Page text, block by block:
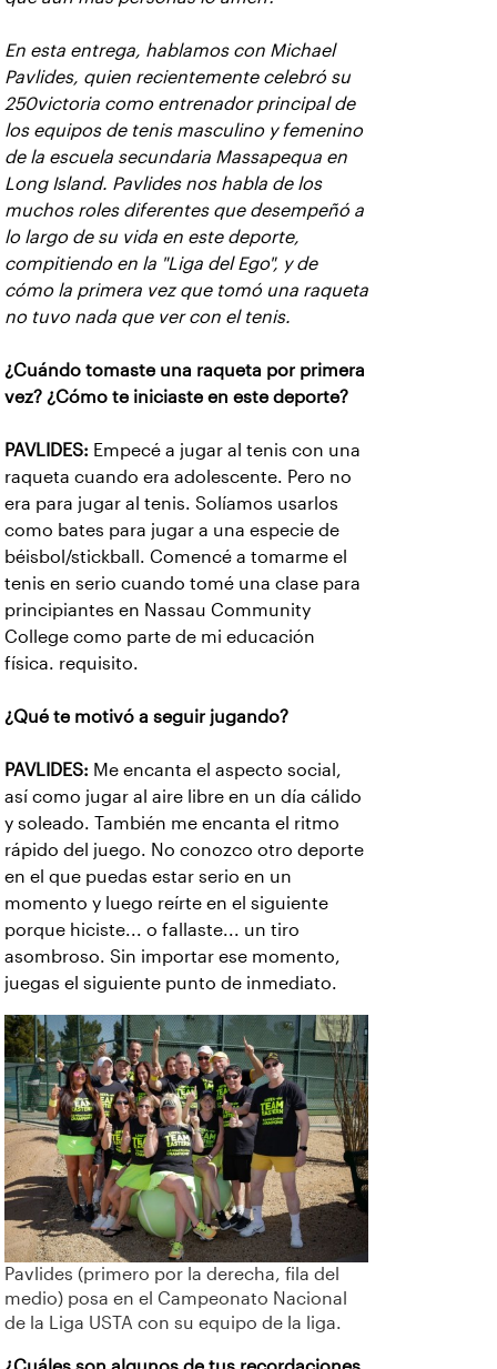
En esta entrega, hablamos con Michael
Pavlides, quien recientemente celebró su
250victoria como entrenador principal de
los equipos de tenis masculino y femenino
de la escuela secundaria Massapequa en
Long Island. Pavlides nos habla de los
muchos roles diferentes que desempeñó a
lo largo de su vida en este deporte,
compitiendo en la "Liga del Ego", y de
cómo la primera vez que tomó una raqueta
no tuvo nada que ver con el tenis.
¿Cuándo tomaste una raqueta por primera
vez? ¿Cómo te iniciaste en este deporte?
PAVLIDES: Empecé a jugar al tenis con una
raqueta cuando era adolescente. Pero no
era para jugar al tenis. Solíamos usarlos
como bates para jugar a una especie de
béisbol/stickball. Comencé a tomarme el
tenis en serio cuando tomé una clase para
principiantes en Nassau Community
College como parte de mi educación
física. requisito.
¿Qué te motivó a seguir jugando?
PAVLIDES: Me encanta el aspecto social,
así como jugar al aire libre en un día cálido
y soleado. También me encanta el ritmo
rápido del juego. No conozco otro deporte
en el que puedas estar serio en un
momento y luego reírte en el siguiente
porque hiciste... o fallaste... un tiro
asombroso. Sin importar ese momento,
juegas el siguiente punto de inmediato.
Pavlides (primero por la derecha, fila del
medio) posa en el Campeonato Nacional
de la Liga USTA con su equipo de la liga.